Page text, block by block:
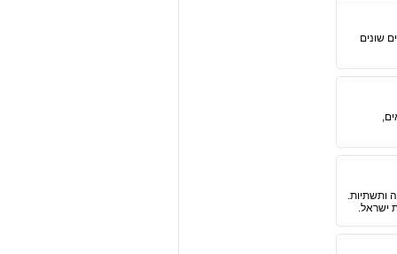
שונים
ותשתיות.
ישראל.